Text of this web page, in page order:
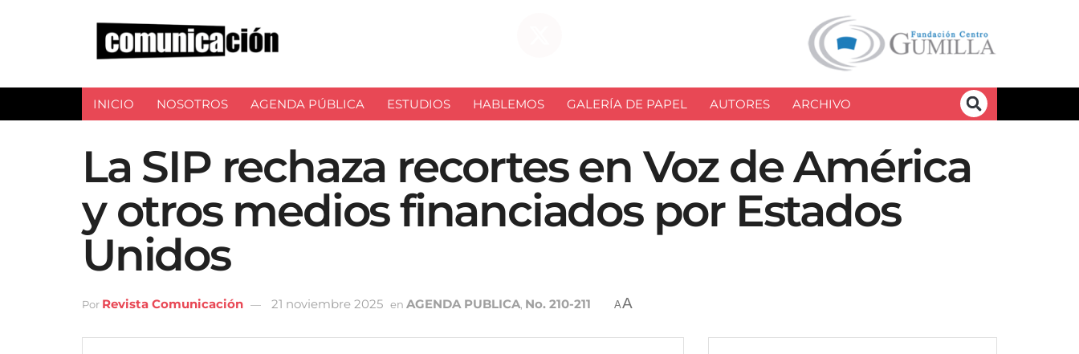
INICIO NOSOTROS AGENDA PÚBLICA ESTUDIOS HABLEMOS GALERÍA DE PAPEL AUTORES ARCHIVO
La SIP rechaza recortes en Voz de América
y otros medios financiados por Estados
Unidos
Por Revista Comunicación 21 noviembre 2025 en AGENDA PUBLICA No. 210-211 AA